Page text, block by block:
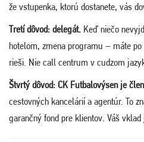
že vstupenka, ktorú dostanete, vás
Tretí dôvod: delegát. Keď niečo
hotelom, zmena programu – máte
rieši. Nie call centrum v cudzom
Štvrtý dôvod: CK Futbalovýsen je
cestovných kancelárií a agentúr. To
garančný fond pre klientov. Váš vklad